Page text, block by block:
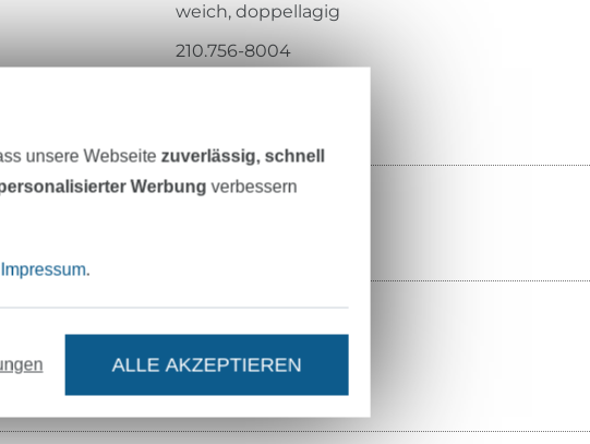
weich, doppellagig
210.756-8004
unsere Webseitezuverlässig, schnell
Werbung verbessern
Impressum.
ALLE AKZEPTIEREN